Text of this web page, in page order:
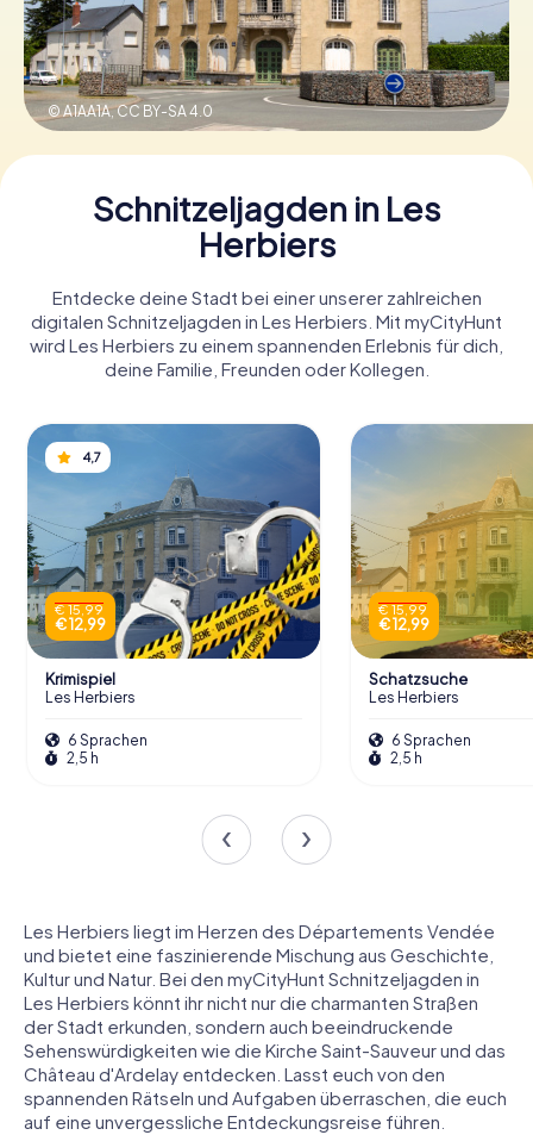
Gutscheine bestellen
© A1AA1A,CC BY-SA 4.0
Schnitzeljagden in Les
Herbiers
Entdecke deine Stadt bei einer unserer zahlreichen
digitalen Schnitzeljagden in Les Herbiers. Mit myCityHunt
wird Les Herbiers zu einem spannenden Erlebnis für dich,
deine Familie, Freunden oder Kollegen.
4,7
€ 15,99
€ 12,99
Krimispiel
Les Herbiers
6 Sprachen
2,5 h
€ 15,99
€ 12,99
Schatzsuche
Les Herbiers
6 Sprachen
2,5 h
Les Herbiers liegt im Herzen des Départements Vendée
und bietet eine faszinierende Mischung aus Geschichte,
Kultur und Natur. Bei den myCityHunt Schnitzeljagden in
Les Herbiers könnt ihr nicht nur die charmanten Straßen
der Stadt erkunden, sondern auch beeindruckende
Sehenswürdigkeiten wie die Kirche Saint-Sauveur und das
Château d'Ardelay entdecken. Lasst euch von den
spannenden Rätseln und Aufgaben überraschen, die euch
auf eine unvergessliche Entdeckungsreise führen.